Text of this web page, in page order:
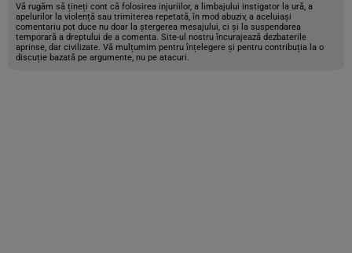
Vă rugăm să țineți cont că folosirea injuriilor, a limbajului instigator la ură, a
apelurilor la violență sau trimiterea repetată, în mod abuziv, a aceluiași
comentariu pot duce nu doar la ștergerea mesajului, ci și la suspendarea
temporară a dreptului de a comenta. Site-ul nostru încurajează dezbaterile
aprinse, dar civilizate. Vă mulțumim pentru înțelegere și pentru contribuția la o
discuție bazată pe argumente, nu pe atacuri.